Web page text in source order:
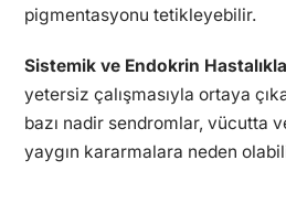
pigmentasyonu tetikleyebilir.
Sistemik ve Endokrin
yetersiz çalışmasıyla ortaya
bazı nadir sendromlar, vücutta
yaygın kararmalara neden